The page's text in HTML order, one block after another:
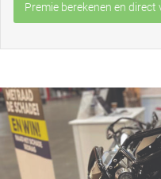
Premie berekenen en direct